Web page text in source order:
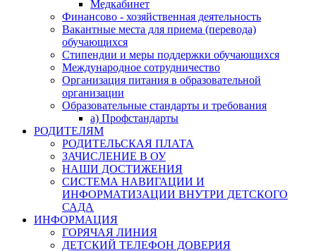
Медкабинет
Финансово - хозяйственная деятельность
Вакантные места для приема (перевода)
обучающихся
Стипендии и меры поддержки обучающихся
Международное сотрудничество
Организация питания в образовательной
организации
Образовательные стандарты и требования
а) Профстандарты
РОДИТЕЛЯМ
РОДИТЕЛЬСКАЯ ПЛАТА
ЗАЧИСЛЕНИЕ В ОУ
НАШИ ДОСТИЖЕНИЯ
СИСТЕМА НАВИГАЦИИ И
ИНФОРМАТИЗАЦИИ ВНУТРИ ДЕТСКОГО
САДА
ИНФОРМАЦИЯ
ГОРЯЧАЯ ЛИНИЯ
ДЕТСКИЙ ТЕЛЕФОН ДОВЕРИЯ